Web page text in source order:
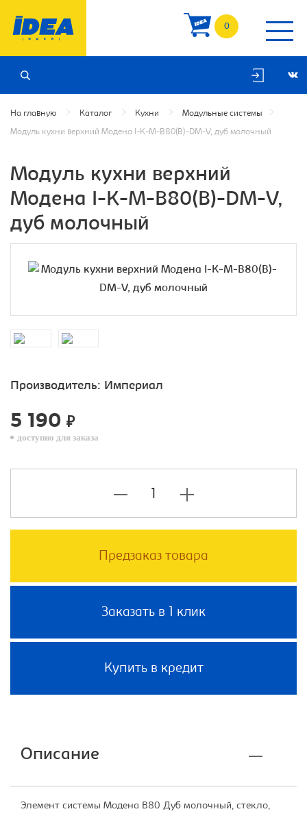
0
На главную Каталог Кухни Модульные системы
Модуль кухни верхний Модена I-K-M-B80(B)-DM-V, дуб молочный
Модуль кухни верхний
Модена I-K-M-B80(B)-DM-V,
дуб молочный
Производитель: Империал
5 190 ₽
доступно для заказа
Предзаказ товара
Заказать в 1 клик
Купить в кредит
Описание
Элемент системы Модена В80 Дуб молочный, стекло,